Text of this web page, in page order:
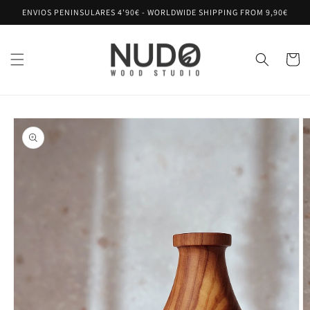
directamente
al contenido
ENVIOS PENINSULARES 4'90€ - WORLDWIDE SHIPPING FROM 9,90€
Carrito
directamente
a la
información